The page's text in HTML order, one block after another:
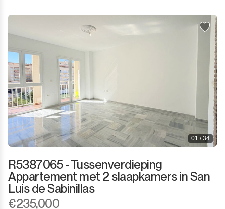
01 / 34
R5387065 - Tussenverdieping
Appartement met 2 slaapkamers in San
Luis de Sabinillas
€235,000